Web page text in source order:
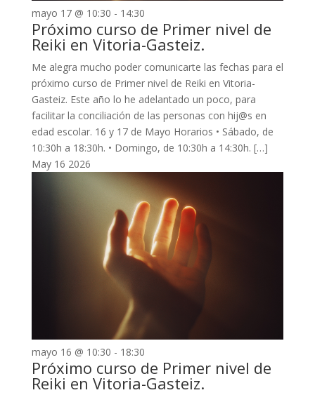
mayo 17 @ 10:30 - 14:30
Próximo curso de Primer nivel de
Reiki en Vitoria-Gasteiz.
Me alegra mucho poder comunicarte las fechas para el
próximo curso de Primer nivel de Reiki en Vitoria-
Gasteiz. Este año lo he adelantado un poco, para
facilitar la conciliación de las personas con hij@s en
edad escolar. 16 y 17 de Mayo Horarios •⁠ ⁠Sábado, de
10:30h a 18:30h. •⁠ ⁠Domingo, de 10:30h a 14:30h. […]
May 16 2026
mayo 16 @ 10:30 - 18:30
Próximo curso de Primer nivel de
Reiki en Vitoria-Gasteiz.